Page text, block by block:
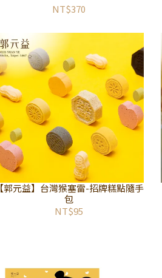
NT$370
【郭元益】台灣猴塞雷-招牌糕點隨手
包
NT$95